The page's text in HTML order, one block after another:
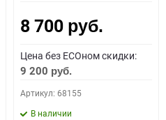
8 700 руб.
Цена без ECOном скидки:
9 200 руб.
Артикул: 68155
В наличии